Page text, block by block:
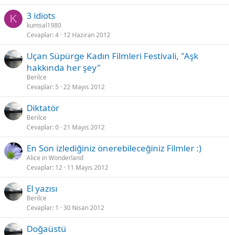
K 3 idiots
kumsal1980
Cevaplar 4 12 Haziran 2012
Uçan Süpürge Kadın Filmleri Festivali, "Aşk
hakkında her şey"
Berilce
Cevaplar 5 22 Mayıs 2012
Diktatör
Berilce
Cevaplar 0 21 Mayıs 2012
En Son izlediğiniz önerebileceğiniz Filmler :)
Alice in Wonderland
Cevaplar 12 11 Mayıs 2012
El yazısı
Berilce
Cevaplar 1 30 Nisan 2012
Doğaüstü